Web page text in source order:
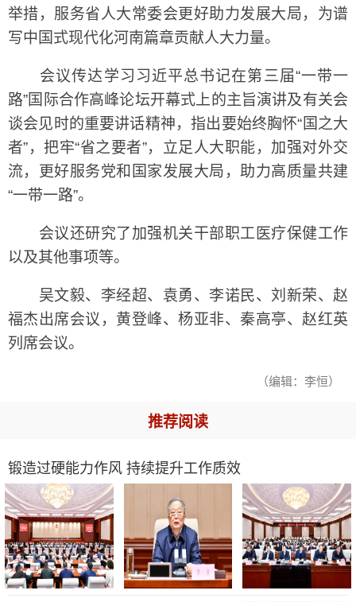
举措，服务省人大常委会更好助力发展大局，为谱
写中国式现代化河南篇章贡献人大力量。
会议传达学习习近平总书记在第三届“一带一
路”国际合作高峰论坛开幕式上的主旨演讲及有关会
谈会见时的重要讲话精神，指出要始终胸怀“国之大
者”，把牢“省之要者”，立足人大职能，加强对外交
流，更好服务党和国家发展大局，助力高质量共建
“一带一路”。
会议还研究了加强机关干部职工医疗保健工作
以及其他事项等。
吴文毅、李经超、袁勇、李诺民、刘新荣、赵
福杰出席会议，黄登峰、杨亚非、秦高亭、赵红英
列席会议。
（编辑：李恒）
推荐阅读
锻造过硬能力作风 持续提升工作质效